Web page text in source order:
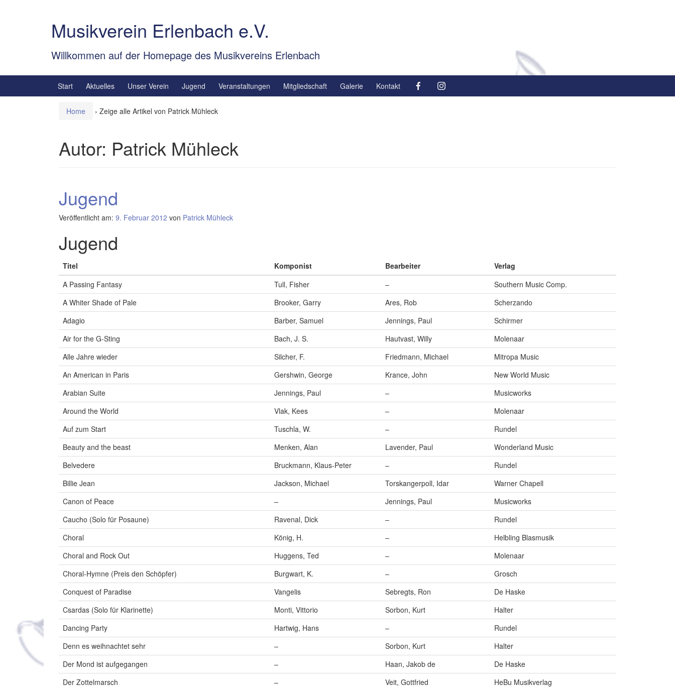
Musikverein Erlenbach e.V.
Willkommen auf der Homepage des Musikvereins Erlenbach
Start Aktuelles Unser Verein Jugend Veranstaltungen Mitgliedschaft Galerie Kontakt
Home › Zeige alle Artikel von Patrick Mühleck
Autor: Patrick Mühleck
Jugend
Veröffentlicht am: 9. Februar 2012 von Patrick Mühleck
Jugend
Titel Komponist Bearbeiter
Verlag
A Passing Fantasy
Tull, Fisher –
Southern Music Comp.
A Whiter Shade of Pale
Brooker, Garry Ares, Rob
Scherzando
Adagio
Barber, Samuel Jennings, Paul
Schirmer
Air for the G-Sting
Bach, J. S. Hautvast, Willy
Molenaar
Alle Jahre wieder
Silcher, F. Friedmann, Michael
Mitropa Music
An American in Paris
Gershwin, George Krance, John
New World Music
Arabian Suite
Jennings, Paul –
Musicworks
Around the World
Vlak, Kees –
Molenaar
Auf zum Start
Tuschla, W. –
Rundel
Beauty and the beast
Menken, Alan Lavender, Paul
Wonderland Music
Belvedere
Bruckmann, Klaus-Peter –
Rundel
Billie Jean
Jackson, Michael Torskangerpoll, Idar
Warner Chapell
Canon of Peace
– Jennings, Paul
Musicworks
Caucho (Solo für Posaune)
Ravenal, Dick –
Rundel
Choral
König, H. –
Helbling Blasmusik
Choral and Rock Out
Huggens, Ted –
Molenaar
Choral-Hymne (Preis den Schöpfer)
Burgwart, K. –
Grosch
Conquest of Paradise
Vangelis Sebregts, Ron
De Haske
Csardas (Solo für Klarinette)
Monti, Vittorio Sorbon, Kurt
Halter
Dancing Party
Hartwig, Hans –
Rundel
Denn es weihnachtet sehr
– Sorbon, Kurt
Halter
Der Mond ist aufgegangen
– Haan, Jakob de
De Haske
Der Zottelmarsch
– Veit, Gottfried
HeBu Musikverlag